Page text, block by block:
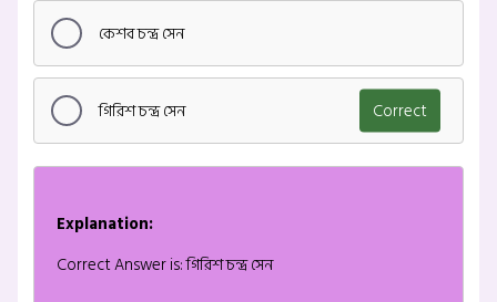
কেশব চন্দ্র সেন
গিরিশ চন্দ্র সেন Correct
Explanation:
Correct Answer is: গিরিশ চন্দ্র সেন